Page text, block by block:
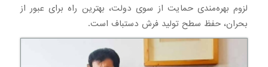
لزوم بهره‌مندی حمایت‌ از سوی دولت، بهترین راه برای عبور از
بحران، حفظ سطح تولید فرش دستباف است.